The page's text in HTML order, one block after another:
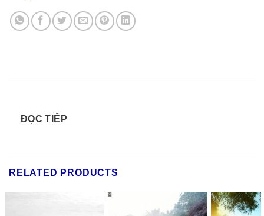
ĐỌC TIẾP
RELATED PRODUCTS